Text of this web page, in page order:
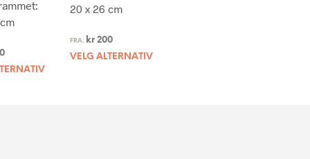
20 x 26 cm
FRA: kr 200
VELG ALTERNATIV